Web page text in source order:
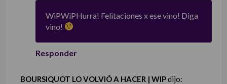
WiPWiPHurra! Felitaciones x ese vino! Diga
vino!
Responder
BOURSIQUOT LO VOLVIÓ A HACER | WIPdijo: